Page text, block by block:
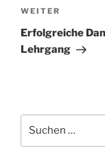
Nächster
Beitrag
WEITER
Erfolgreiche
Lehrgang
nach: